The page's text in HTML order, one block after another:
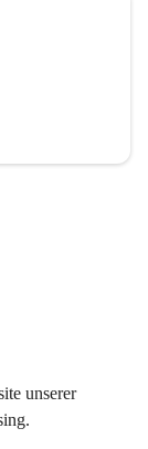
unserer